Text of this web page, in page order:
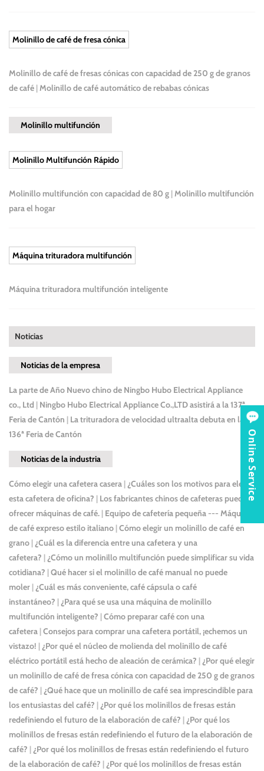
Molinillo de café de fresa cónica
Molinillo de café de fresas cónicas con capacidad de 250 g de granos
de café |Molinillo de café automático de rebabas cónicas
Molinillo multifunción
Molinillo Multifunción Rápido
Molinillo multifunción con capacidad de 80 g |Molinillo multifunción
para el hogar
Máquina trituradora multifunción
Máquina trituradora multifunción inteligente
Noticias
Noticias de la empresa
La parte de Año Nuevo chino de Ningbo Hubo Electrical Appliance
co., Ltd | Ningbo Hubo Electrical Appliance Co.,LTD asistirá a la 137ª
Feria de Cantón | La trituradora de velocidad ultraalta debuta en la
136ª Feria de Cantón
Noticias de la industria
Cómo elegir una cafetera casera | ¿Cuáles son los motivos para elegir
esta cafetera de oficina? | Los fabricantes chinos de cafeteras pueden
ofrecer máquinas de café. | Equipo de cafetería pequeña --- Máquina
de café expreso estilo italiano |Cómo elegir un molinillo de café en
grano | ¿Cuál es la diferencia entre una cafetera y una
cafetera? | ¿Cómo un molinillo multifunción puede simplificar su vida
cotidiana? |Qué hacer si el molinillo de café manual no puede
moler | ¿Cuál es más conveniente, café cápsula o café
instantáneo? | ¿Para qué se usa una máquina de molinillo
multifunción inteligente? |Cómo preparar café con una
cafetera |Consejos para comprar una cafetera portátil, ¡echemos un
vistazo! | ¿Por qué el núcleo de molienda del molinillo de café
eléctrico portátil está hecho de aleación de cerámica? | ¿Por qué elegir
un molinillo de café de fresa cónica con capacidad de 250 g de granos
de café? | ¿Qué hace que un molinillo de café sea imprescindible para
los entusiastas del café? | ¿Por qué los molinillos de fresas están
redefiniendo el futuro de la elaboración de café? | ¿Por qué los
molinillos de fresas están redefiniendo el futuro de la elaboración de
café? | ¿Por qué los molinillos de fresas están redefiniendo el futuro
de la elaboración de café? | ¿Por qué los molinillos de fresas están
Online Service